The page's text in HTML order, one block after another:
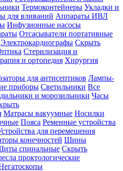
Термоконтейнеры Укладки и
для вливаний Аппараты ИВЛ
Инфузионные насосы
Отсасыватели портативные
Электрокардиографы Скрыть
Стерилизация и
и ортопедия Хирургия
для антисептиков Лампы-
приборы Светильники Все
и морозильники Часы
Матрасы вакуумные Носилки
Пояса Ременные устройства
для перемещения
конечностей Шины
спинальные Скрыть
проктологические